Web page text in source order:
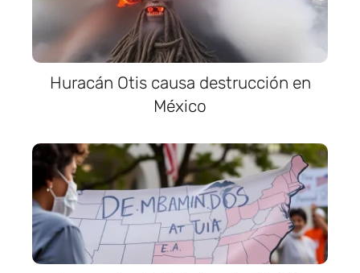
Huracán Otis causa destrucción en
México